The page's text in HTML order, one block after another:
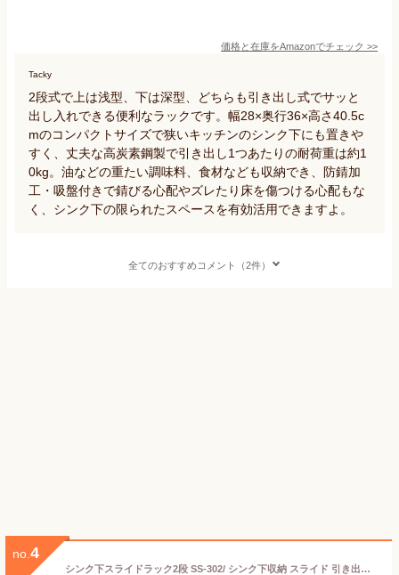
価格と在庫をAmazonでチェック >>
Tacky
2段式で上は浅型、下は深型、どちらも引き出し式でサッと
出し入れできる便利なラックです。幅28×奥行36×高さ40.5c
mのコンパクトサイズで狭いキッチンのシンク下にも置きや
すく、丈夫な高炭素鋼製で引き出し1つあたりの耐荷重は約1
0kg。油などの重たい調味料、食材なども収納でき、防錆加
工・吸盤付きで錆びる心配やズレたり床を傷つける心配もな
く、シンク下の限られたスペースを有効活用できますよ。
全てのおすすめコメント（2件）
no. 4
シンク下スライドラック2段 SS-302/ シンク下収納 スライド 引き出し コンロ下 キッチンラック ラック 調味料ラック 整理 システムキッチン 台所 収納